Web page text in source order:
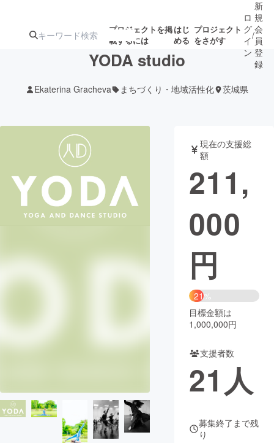
プロジェクトを掲
載するには
はじ
める
プロジェクト
をさがす
アート・写真
テクノロジー・ガジェット ゲーム・
書籍・雑誌
コミュニティ
ロ
グ
イ
ン
/
新
規
会
員
登
録
YODA studio
Ekaterina Gracheva まちづくり・地域活性化 茨城県
現在の支援総
額
211,
000
円
21%
目標金額は
1,000,000円
支援者数
21 人
募集終了まで残
り